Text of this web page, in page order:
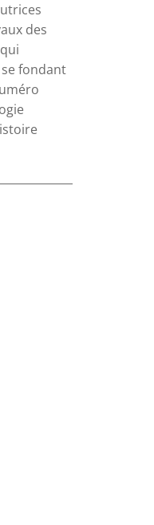
des
fondant